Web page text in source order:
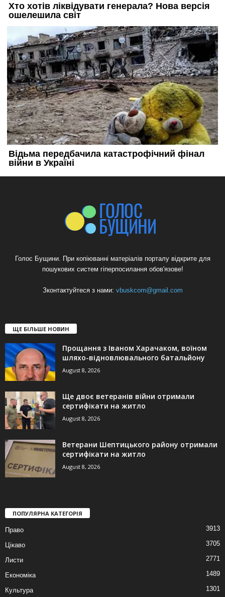
Голос Бущини. При копіюванні матеріалів порталу відкрите для
пошукових систем гіперпосилання обов'язове!
Зконтактуйтеся з нами: vbuskcom@gmail.com
ЩЕ БІЛЬШЕ НОВИН
Прощання з Іваном Харачаком, воїном
шляхо-відновлювального батальйону
August 8, 2026
Ще двоє ветеранів війни отримали
сертифікати на житло
August 8, 2026
Ветерани Шептицького району отримали
сертифікати на житло
August 8, 2026
ПОПУЛЯРНА КАТЕГОРІЯ
Право 3913
Цікаво 3705
Листи 2771
Економіка 1489
Культура 1301